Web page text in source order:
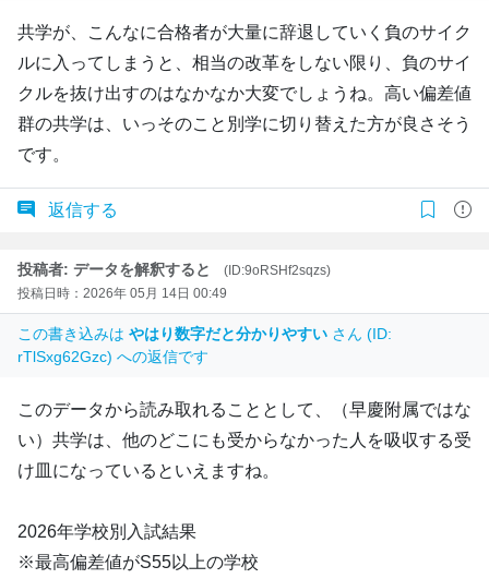
共学が、こんなに合格者が大量に辞退していく負のサイク
ルに入ってしまうと、相当の改革をしない限り、負のサイ
クルを抜け出すのはなかなか大変でしょうね。高い偏差値
群の共学は、いっそのこと別学に切り替えた方が良さそう
です。
返信する
投稿者: データを解釈すると
(ID:9oRSHf2sqzs)
投稿日時：2026年 05月 14日 00:49
この書き込みは やはり数字だと分かりやすい さん (ID:
rTlSxg62Gzc) への返信です
このデータから読み取れることとして、（早慶附属ではな
い）共学は、他のどこにも受からなかった人を吸収する受
け皿になっているといえますね。
2026年学校別入試結果
※最高偏差値がS55以上の学校